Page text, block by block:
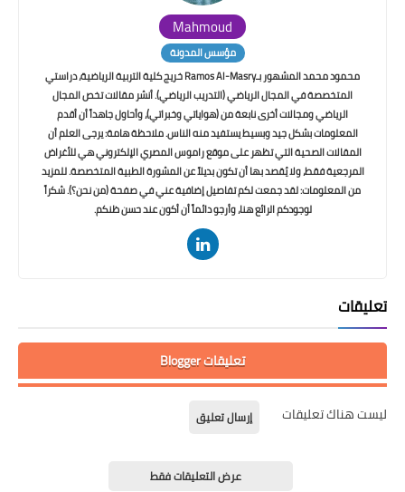
Mahmoud
مؤسس المدونة
محمود محمد المشهور بـRamos Al-Masry خريج كلية التربية الرياضية، دراستي
المتخصصة في المجال الرياضي (التدريب الرياضي). أنشر مقالات تخص المجال
الرياضي ومجالات أخرى نابعة من (هواياتي وخبراتي)، وأحاول جاهداً أن أقدم
المعلومات بشكل جيد وبسيط يستفيد منه الناس. ملاحظة هامة: يرجى العلم أن
المقالات الصحية التي تظهر على موقع راموس المصري الإلكتروني هي للأغراض
المرجعية فقط، ولا يُقصد بها أن تكون بديلاً عن المشورة الطبية المتخصصة. للمزيد
من المعلومات: لقد جمعت لكم تفاصيل إضافية عني في صفحة (من نحن؟). شكراً
لوجودكم الرائع هنا، وأرجو دائماً أن أكون عند حسن ظنكم.
تعليقات
تعليقات Blogger
ليست هناك تعليقات إرسال تعليق
عرض التعليقات فقط